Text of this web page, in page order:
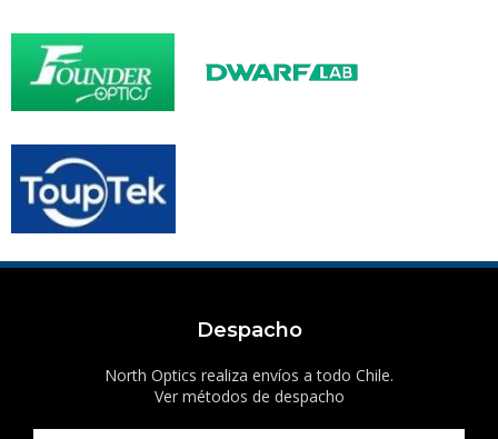
Despacho
North Optics realiza envíos a todo Chile.
Ver métodos de despacho